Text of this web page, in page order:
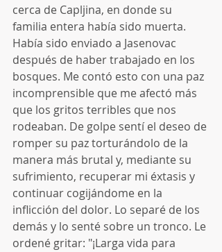
cerca de Capljina, en donde su
familia entera había sido muerta.
Había sido enviado a Jasenovac
después de haber trabajado en los
bosques. Me contó esto con una paz
incomprensible que me afectó más
que los gritos terribles que nos
rodeaban. De golpe sentí el deseo de
romper su paz torturándolo de la
manera más brutal y, mediante su
sufrimiento, recuperar mi éxtasis y
continuar cogijándome en la
inflicción del dolor. Lo separé de los
demás y lo senté sobre un tronco. Le
ordené gritar: "¡Larga vida para